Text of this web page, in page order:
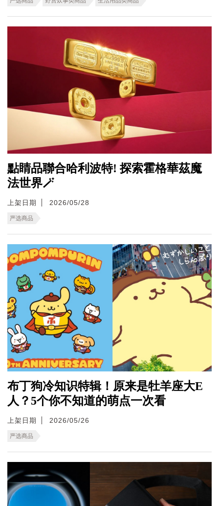
點睛品聯合哈利波特! 探索霍格華茲魔
法世界🪄
上架日期 2026/05/28
严选商品
布丁狗冷知识特辑！原来是牡羊座大E
人？5个你不知道的萌点一次看
上架日期 2026/05/26
严选商品